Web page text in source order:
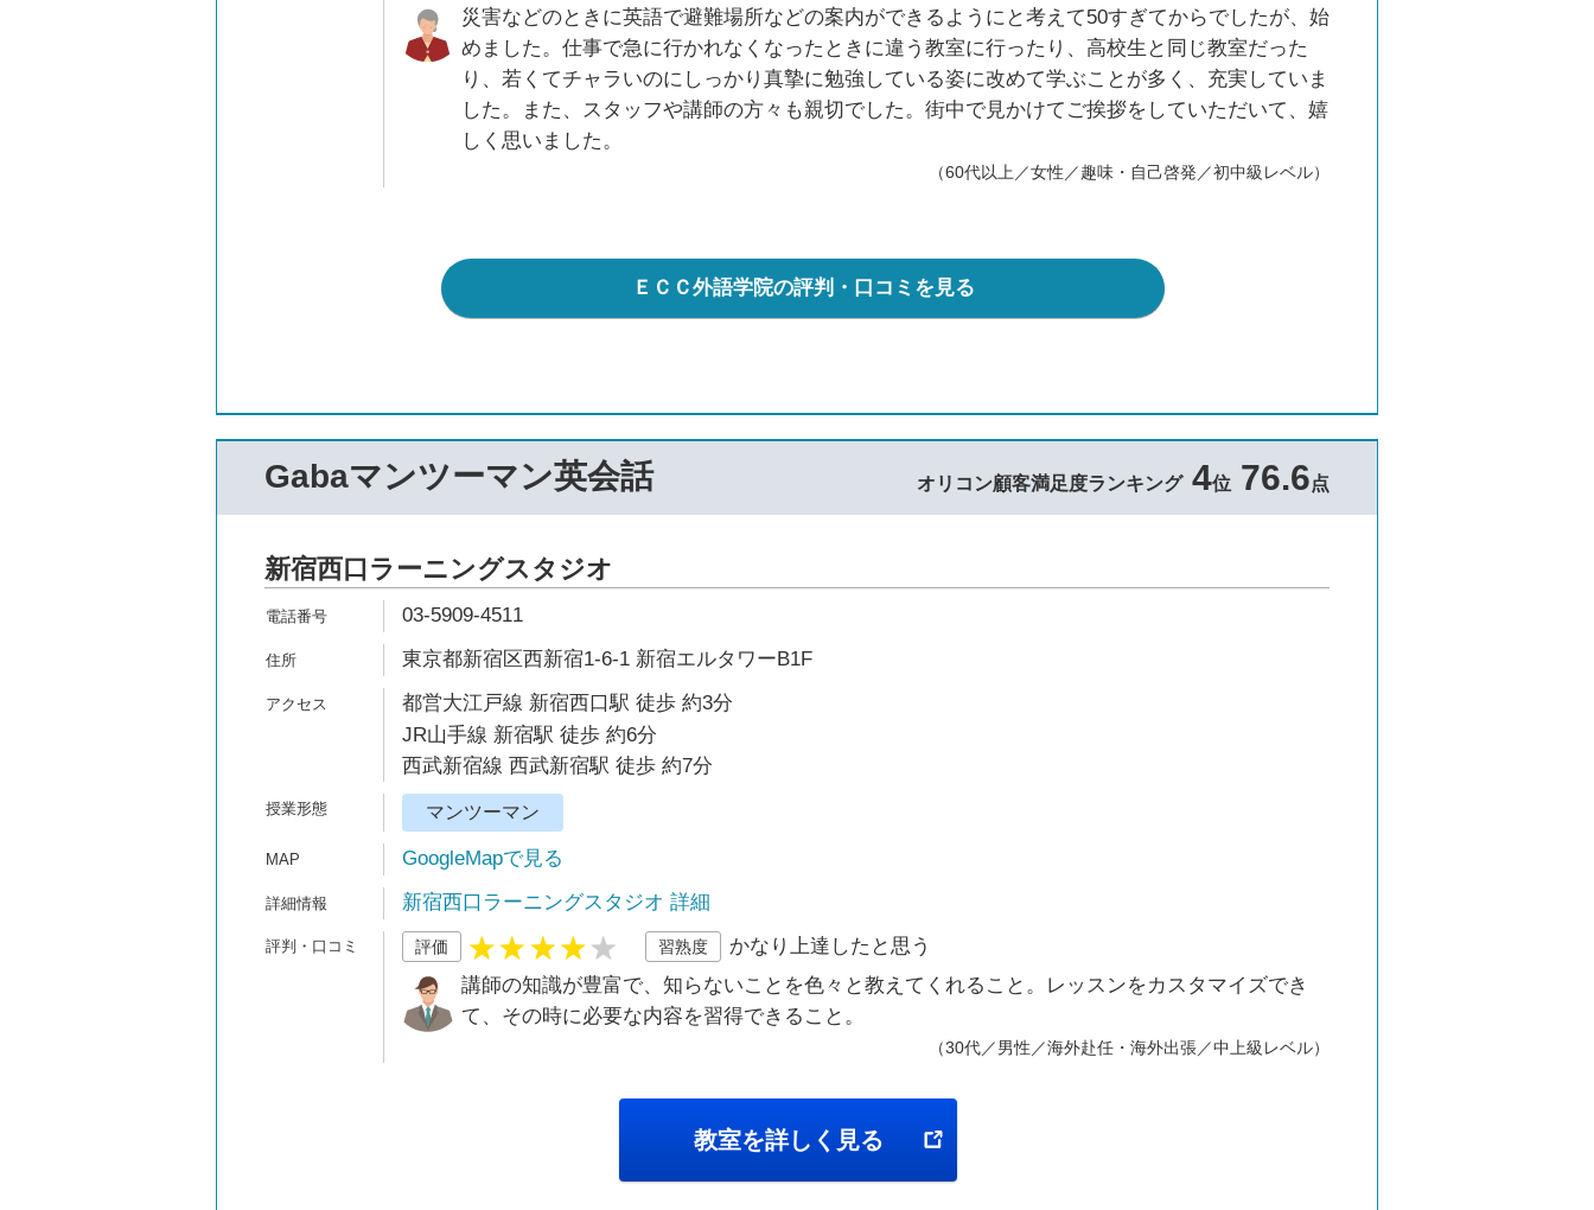
災害などのときに英語で避難場所などの案内ができるようにと考えて50すぎてからでしたが、始
めました。仕事で急に行かれなくなったときに違う教室に行ったり、高校生と同じ教室だった
り、若くてチャラいのにしっかり真摯に勉強している姿に改めて学ぶことが多く、充実していま
した。また、スタッフや講師の方々も親切でした。街中で見かけてご挨拶をしていただいて、嬉
しく思いました。
（60代以上／女性／趣味・自己啓発／初中級レベル）
ＥＣＣ外語学院の評判・口コミを見る
Gabaマンツーマン英会話 オリコン顧客満足度ランキング4位 76.6点
新宿西口ラーニングスタジオ
03-5909-4511
東京都新宿区西新宿1-6-1 新宿エルタワーB1F
都営大江戸線 新宿西口駅 徒歩 約3分
JR山手線 新宿駅 徒歩 約6分
西武新宿線 西武新宿駅 徒歩 約7分
マンツーマン
GoogleMapで見る
新宿西口ラーニングスタジオ 詳細
評価 習熟度
かなり上達したと思う
講師の知識が豊富で、知らないことを色々と教えてくれること。レッスンをカスタマイズでき
て、その時に必要な内容を習得できること。
（30代／男性／海外赴任・海外出張／中上級レベル）
教室を詳しく見る